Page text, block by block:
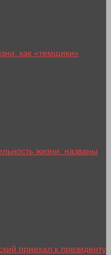
как «темщики»
жизни: названы
приехал к президенту